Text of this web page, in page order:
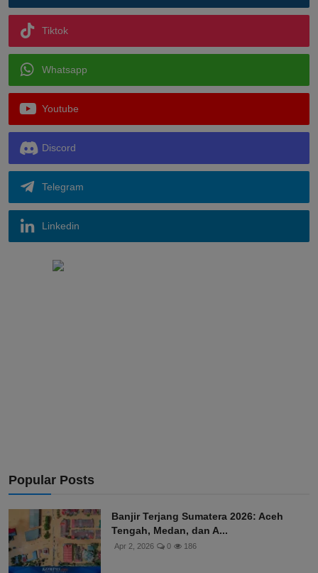
Tiktok
Whatsapp
Youtube
Discord
Telegram
Linkedin
Popular Posts
Banjir Terjang Sumatera 2026: Aceh
Tengah, Medan, dan A...
Apr 2, 2026 0 186